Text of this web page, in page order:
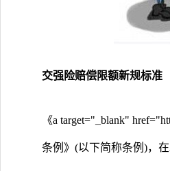
交强险赔偿限额新规标准
《a target="_blank"
条例》(以下简称条例)，